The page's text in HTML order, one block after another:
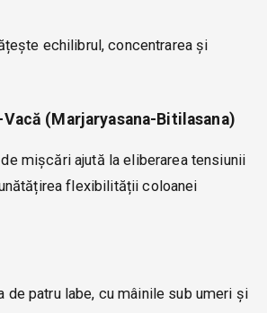
echilibrul, concentrarea și
(Marjaryasana-Bitilasana)
mișcări ajută la eliberarea tensiunii
flexibilității coloanei
de patru labe, cu mâinile sub umeri și